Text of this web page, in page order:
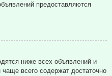
предоставляются
ниже всех объявлений и
всего содержат достаточно